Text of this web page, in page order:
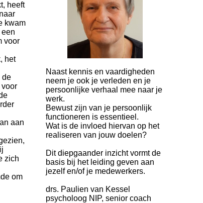
heeft
kwam
voor
het
de
aan
zich
om
Naast kennis en vaardigheden
neem je ook je verleden en je
persoonlijke verhaal mee naar je
werk.
Bewust zijn van je persoonlijk
functioneren is essentieel.
Wat is de invloed hiervan op het
realiseren van jouw doelen?
Dit diepgaander inzicht vormt de
basis bij het leiding geven aan
jezelf en/of je medewerkers.
drs. Paulien van Kessel
psycholoog NIP, senior coach